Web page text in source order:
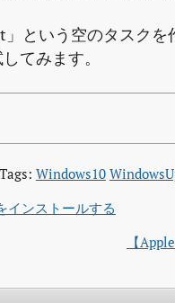
という空のタスク
てみます。
Tags: Windows10
インストールする
【